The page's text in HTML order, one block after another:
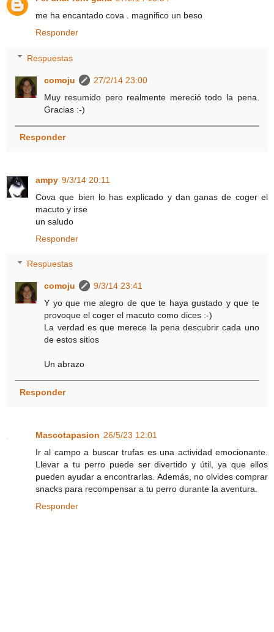
me ha encantado cova . magnifico un beso
Responder
Respuestas
comoju
27/2/14 23:00
Muy resumido pero realmente mereció todo la pena.
Gracias :-)
Responder
ampy 9/3/14 20:11
Cova que bien lo has explicado y dan ganas de coger el
macuto y irse
un saludo
Responder
Respuestas
comoju
9/3/14 23:41
Y yo que me alegro de que te haya gustado y que te
provoque el coger el macuto como dices :-)
La verdad es que merece la pena descubrir cada uno
de estos sitios
Un abrazo
Responder
Mascotapasion 26/5/23 12:01
Ir al campo a buscar trufas es una actividad emocionante.
Llevar a tu perro puede ser divertido y útil, ya que ellos
pueden ayudar a encontrarlas. Además, no olvides comprar
snacks para recompensar a tu perro durante la aventura.
Responder